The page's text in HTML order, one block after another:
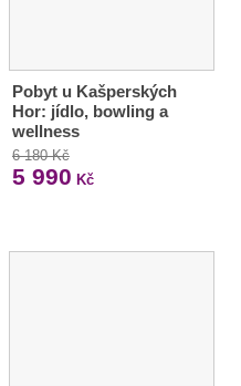
Pobyt u Kašperských
Hor: jídlo, bowling a
wellness
6 180 Kč
5 990 Kč